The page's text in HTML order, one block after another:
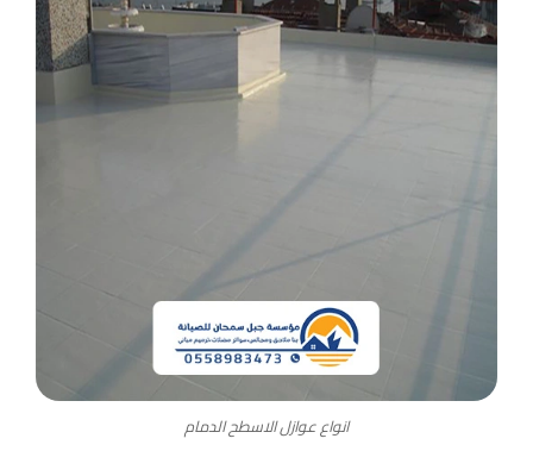
انواع عوازل الاسطح الدمام